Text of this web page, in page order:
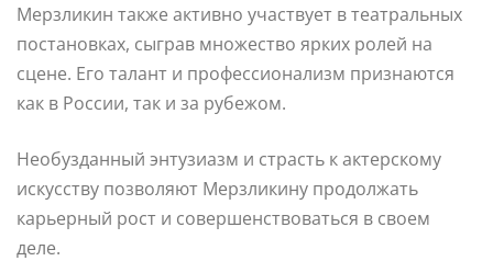
Мерзликин также активно участвует в театральных
постановках, сыграв множество ярких ролей на
сцене. Его талант и профессионализм признаются
как в России, так и за рубежом.
Необузданный энтузиазм и страсть к актерскому
искусству позволяют Мерзликину продолжать
карьерный рост и совершенствоваться в своем
деле.